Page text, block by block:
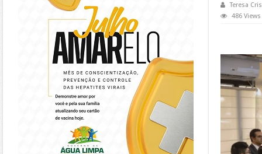
Teresa
486 Views